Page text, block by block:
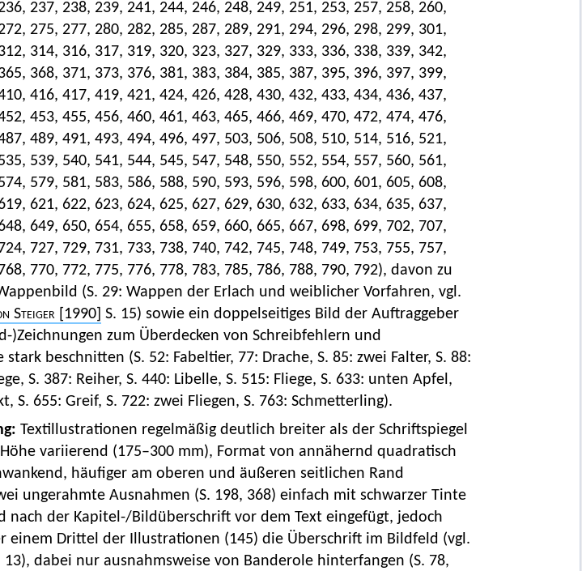
237, 238, 239, 241, 244, 246, 248, 249, 251, 253, 257, 258, 260,
275, 277, 280, 282, 285, 287, 289, 291, 294, 296, 298, 299, 301,
314, 316, 317, 319, 320, 323, 327, 329, 333, 336, 338, 339, 342,
368, 371, 373, 376, 381, 383, 384, 385, 387, 395, 396, 397, 399,
416, 417, 419, 421, 424, 426, 428, 430, 432, 433, 434, 436, 437,
453, 455, 456, 460, 461, 463, 465, 466, 469, 470, 472, 474, 476,
489, 491, 493, 494, 496, 497, 503, 506, 508, 510, 514, 516, 521,
539, 540, 541, 544, 545, 547, 548, 550, 552, 554, 557, 560, 561,
579, 581, 583, 586, 588, 590, 593, 596, 598, 600, 601, 605, 608,
621, 622, 623, 624, 625, 627, 629, 630, 632, 633, 634, 635, 637,
649, 650, 654, 655, 658, 659, 660, 665, 667, 698, 699, 702, 707,
727, 729, 731, 733, 738, 740, 742, 745, 748, 749, 753, 755, 757,
770, 772, 775, 776, 778, 783, 785, 786, 788, 790, 792), davon zu
(S. 29: Wappen der Erlach und weiblicher Vorfahren, vgl.
Steiger[1990] S. 15) sowie ein doppelseitiges Bild der Auftraggeber
)Zeichnungen zum Überdecken von Schreibfehlern und
beschnitten (S. 52: Fabeltier, 77: Drache, S. 85: zwei Falter, S. 88:
S. 387: Reiher, S. 440: Libelle, S. 515: Fliege, S. 633: unten Apfel,
S. 655: Greif, S. 722: zwei Fliegen, S. 763: Schmetterling).
Textillustrationen regelmäßig deutlich breiter als der Schriftspiegel
variierend (175–300 mm), Format von annähernd quadratisch
häufiger am oberen und äußeren seitlichen Rand
ungerahmte Ausnahmen (S. 198, 368) einfach mit schwarzer Tinte
nach der Kapitel-/Bildüberschrift vor dem Text eingefügt, jedoch
einem Drittel der Illustrationen (145) die Überschrift im Bildfeld (vgl.
13), dabei nur ausnahmsweise von Banderole hinterfangen (S. 78,